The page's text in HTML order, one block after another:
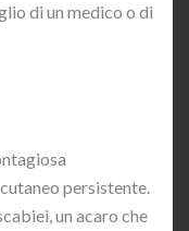
di un medico o di
persistente.
un acaro che